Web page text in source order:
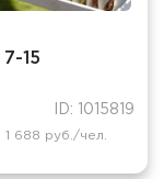
15
ID: 1015819
1 688 руб./чел.